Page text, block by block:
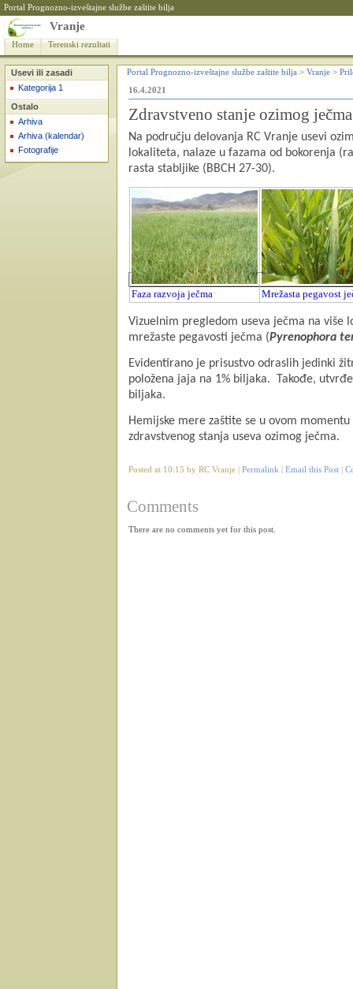
Portal Prognozno-izveštajne službe zaštite bilja
Vranje
Home Terenski rezultati
Usevi ili zasadi
Kategorija 1
Ostalo
Arhiva
Arhiva (kalendar)
Fotografije
Portal Prognozno-izveštajne službe zaštite bilja > Vranje >
16.4.2021
Zdravstveno stanje ozimog ječma
Na području delovanja RC Vranje usevi
lokaliteta, nalaze u fazama od bokorenja
rasta stabljike (BBCH 27-30).
Faza razvoja ječma Mrežasta pegavost
Vizuelnim pregledom useva ječma na
mrežaste pegavosti ječma (Pyrenophora
Evidentirano je prisustvo odraslih jedinki
položena jaja na 1% biljaka. Takođe,
biljaka.
Hemijske mere zaštite se u ovom
zdravstvenog stanja useva ozimog ječma.
Posted at 10:15 by RC Vranje | Permalink Email this Post
Comments
There are no comments yet for this post.